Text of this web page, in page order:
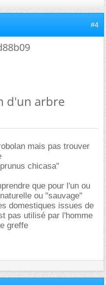
#4
d'un arbre
mais pas trouver
chicasa"
que pour l'un ou
ou "sauvage"
domestiques issues de
pas utilisé par l'homme
greffe